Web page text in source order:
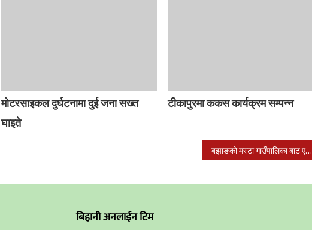
मोटरसाइकल दुर्घटनामा दुई जना सख्त
घाइते
टीकापुरमा ककस कार्यक्रम सम्पन्न
बझाङको मस्टा गाउँपालिका बाट एमालेको बिजयी शुरुवात
बिहानी अनलाईन टिम